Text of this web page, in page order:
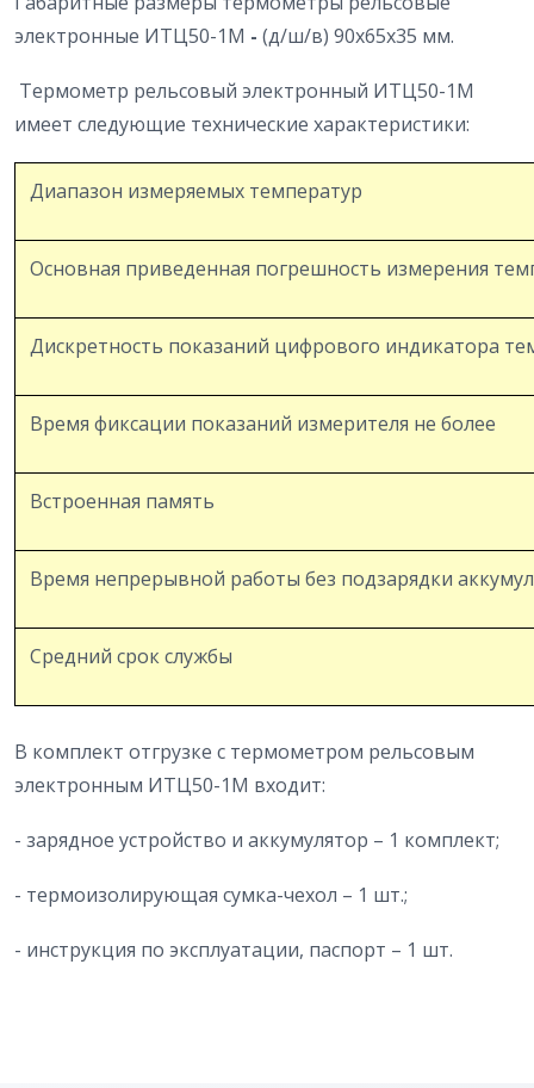
электронные ИТЦ50-1М - (д/ш/в) 90х65х35 мм.
Термометр рельсовый электронный ИТЦ50-1М
имеет следующие технические характеристики:
Диапазон измеряемых температур
Основная приведенная погрешность измерения
Дискретность показаний цифрового индикатора
Время фиксации показаний измерителя не более
Встроенная память
Время непрерывной работы без подзарядки
Средний срок службы
В комплект отгрузке с термометром рельсовым
электронным ИТЦ50-1М входит:
- зарядное устройство и аккумулятор – 1 комплект;
- термоизолирующая сумка-чехол – 1 шт.;
- инструкция по эксплуатации, паспорт – 1 шт.